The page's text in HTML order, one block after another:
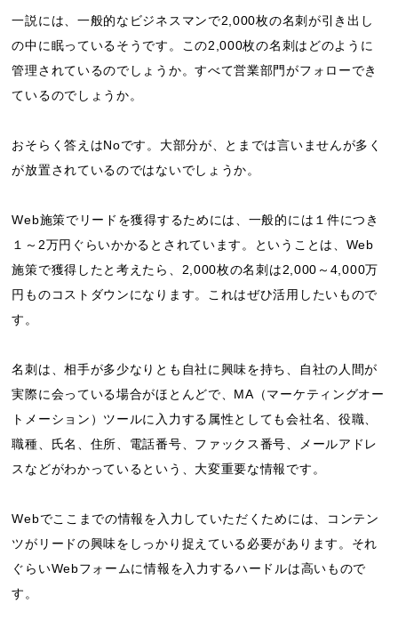
一説には、一般的なビジネスマンで2,000枚の名刺が引き出し
の中に眠っているそうです。この2,000枚の名刺はどのように
管理されているのでしょうか。すべて営業部門がフォローでき
ているのでしょうか。
おそらく答えはNoです。大部分が、とまでは言いませんが多く
が放置されているのではないでしょうか。
Web施策でリードを獲得するためには、一般的には１件につき
１～2万円ぐらいかかるとされています。ということは、Web
施策で獲得したと考えたら、2,000枚の名刺は2,000～4,000万
円ものコストダウンになります。これはぜひ活用したいもので
す。
名刺は、相手が多少なりとも自社に興味を持ち、自社の人間が
実際に会っている場合がほとんどで、MA（マーケティングオー
トメーション）ツールに入力する属性としても会社名、役職、
職種、氏名、住所、電話番号、ファックス番号、メールアドレ
スなどがわかっているという、大変重要な情報です。
Webでここまでの情報を入力していただくためには、コンテン
ツがリードの興味をしっかり捉えている必要があります。それ
ぐらいWebフォームに情報を入力するハードルは高いもので
す。